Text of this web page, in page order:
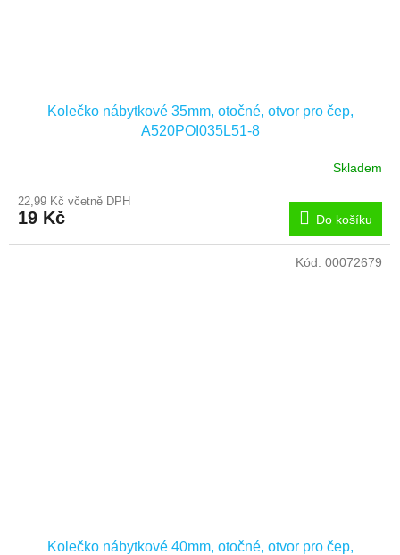
Kolečko nábytkové 35mm, otočné, otvor pro čep,
A520POI035L51-8
Skladem
22,99 Kč včetně DPH
19 Kč Do košíku
Kolečko nábytkové 40mm, otočné, otvor pro čep,
Kód: 00072679